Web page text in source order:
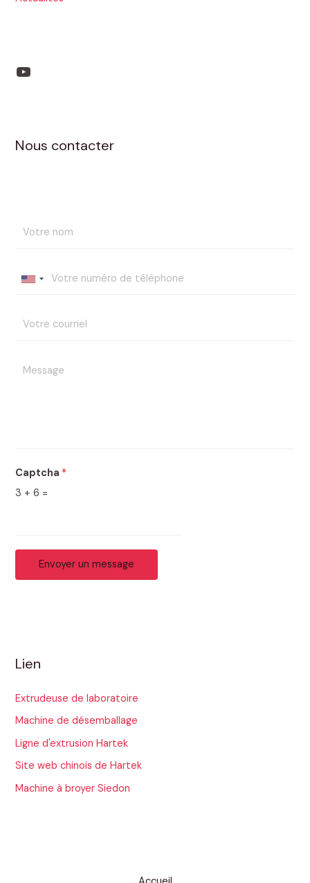
Nous contacter
Captcha *
3 + 6 =
Envoyer un message
Lien
Extrudeuse de laboratoire
Machine de désemballage
Ligne d'extrusion Hartek
Site web chinois de Hartek
Machine à broyer Siedon